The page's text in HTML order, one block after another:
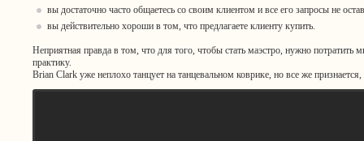
вы достаточно часто общаетесь со своим клиентом и все его запросы не
вы действительно хороши в том, что предлагаете клиенту купить.
Неприятная правда в том, что для того, чтобы стать маэстро, нужно потратить
практику.
Brian Clark уже неплохо танцует на танцевальном коврике, но все же